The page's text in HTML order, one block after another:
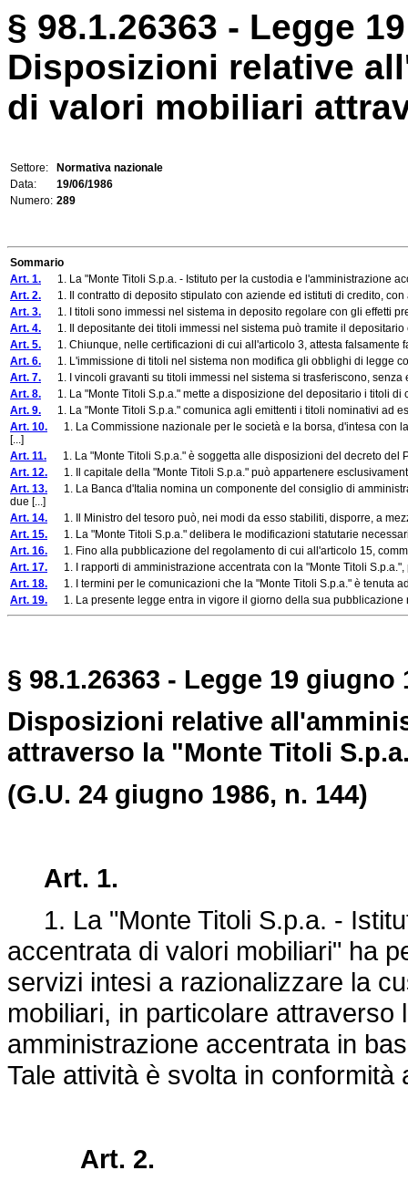
§ 98.1.26363 - Legge
Disposizioni relative
di valori mobiliari
Settore:
Normativa nazionale
Data:
19/06/1986
Numero: 289
Sommario
Art. 1. 1. La "Monte Titoli S.p.a. - Istituto per la custodia e l'amministrazione
Art. 2. 1. Il contratto di deposito stipulato con aziende ed istituti di credito,
Art. 3. 1. I titoli sono immessi nel sistema in deposito regolare con gli effetti
Art. 4. 1. Il depositante dei titoli immessi nel sistema può tramite il
Art. 5. 1. Chiunque, nelle certificazioni di cui all'articolo 3, attesta falsamente
Art. 6. 1. L'immissione di titoli nel sistema non modifica gli obblighi di legge
Art. 7. 1. I vincoli gravanti su titoli immessi nel sistema si trasferiscono, senza
Art. 8. 1. La "Monte Titoli S.p.a." mette a disposizione del depositario i titoli di
Art. 9. 1. La "Monte Titoli S.p.a." comunica agli emittenti i titoli nominativi ad
Art. 10. 1. La Commissione nazionale per le società e la borsa, d'intesa con
[...]
Art. 11. 1. La "Monte Titoli S.p.a." è soggetta alle disposizioni del decreto del
Art. 12. 1. Il capitale della "Monte Titoli S.p.a." può appartenere
Art. 13. 1. La Banca d'Italia nomina un componente del consiglio di
due [...]
Art. 14. 1. Il Ministro del tesoro può, nei modi da esso stabiliti, disporre, a
Art. 15. 1. La "Monte Titoli S.p.a." delibera le modificazioni statutarie
Art. 16. 1. Fino alla pubblicazione del regolamento di cui all'articolo 15,
Art. 17. 1. I rapporti di amministrazione accentrata con la "Monte Titoli
Art. 18. 1. I termini per le comunicazioni che la "Monte Titoli S.p.a." è tenuta
Art. 19. 1. La presente legge entra in vigore il giorno della sua pubblicazione
§ 98.1.26363 - Legge 19 giugno
Disposizioni relative
attraverso la "Monte Titoli
(G.U. 24 giugno 1986, n. 144)
Art. 1.
1. La "Monte Titoli S.p.a. -
accentrata di valori mobiliari" ha
servizi intesi a razionalizzare la
mobiliari, in particolare attraverso
amministrazione accentrata in
Tale attività è svolta in
Art. 2.